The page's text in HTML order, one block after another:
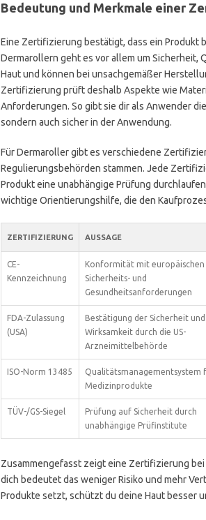
Bedeutung und Merkmale einer
Eine Zertifizierung bestätigt, dass ein Produkt
Dermarollern geht es vor allem um Sicherheit,
Haut und können bei unsachgemäßer
Zertifizierung prüft deshalb Aspekte wie
Anforderungen. So gibt sie dir als Anwender
sondern auch sicher in der Anwendung.
Für Dermaroller gibt es verschiedene
Regulierungsbehörden stammen. Jede
Produkt eine unabhängige Prüfung
wichtige Orientierungshilfe, die den
ZERTIFIZIERUNG AUSSAGE
CE-
Kennzeichnung
Konformität mit europäischen
Sicherheits- und
Gesundheitsanforderungen
FDA-Zulassung
(USA)
Bestätigung der Sicherheit und
Wirksamkeit durch die US-
Arzneimittelbehörde
ISO-Norm 13485
Qualitätsmanagementsystem
Medizinprodukte
TÜV-/GS-Siegel
Prüfung auf Sicherheit durch
unabhängige Prüfinstitute
Zusammengefasst zeigt eine Zertifizierung
dich bedeutet das weniger Risiko und mehr
Produkte setzt, schützt du deine Haut besser